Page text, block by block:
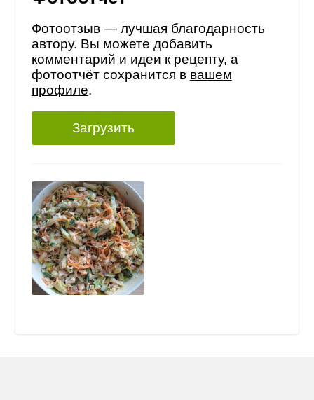
Фотоотзыв — лучшая благодарность
автору. Вы можете добавить
комментарий и идеи к рецепту, а
фотоотчёт сохранится в вашем
профиле.
Загрузить